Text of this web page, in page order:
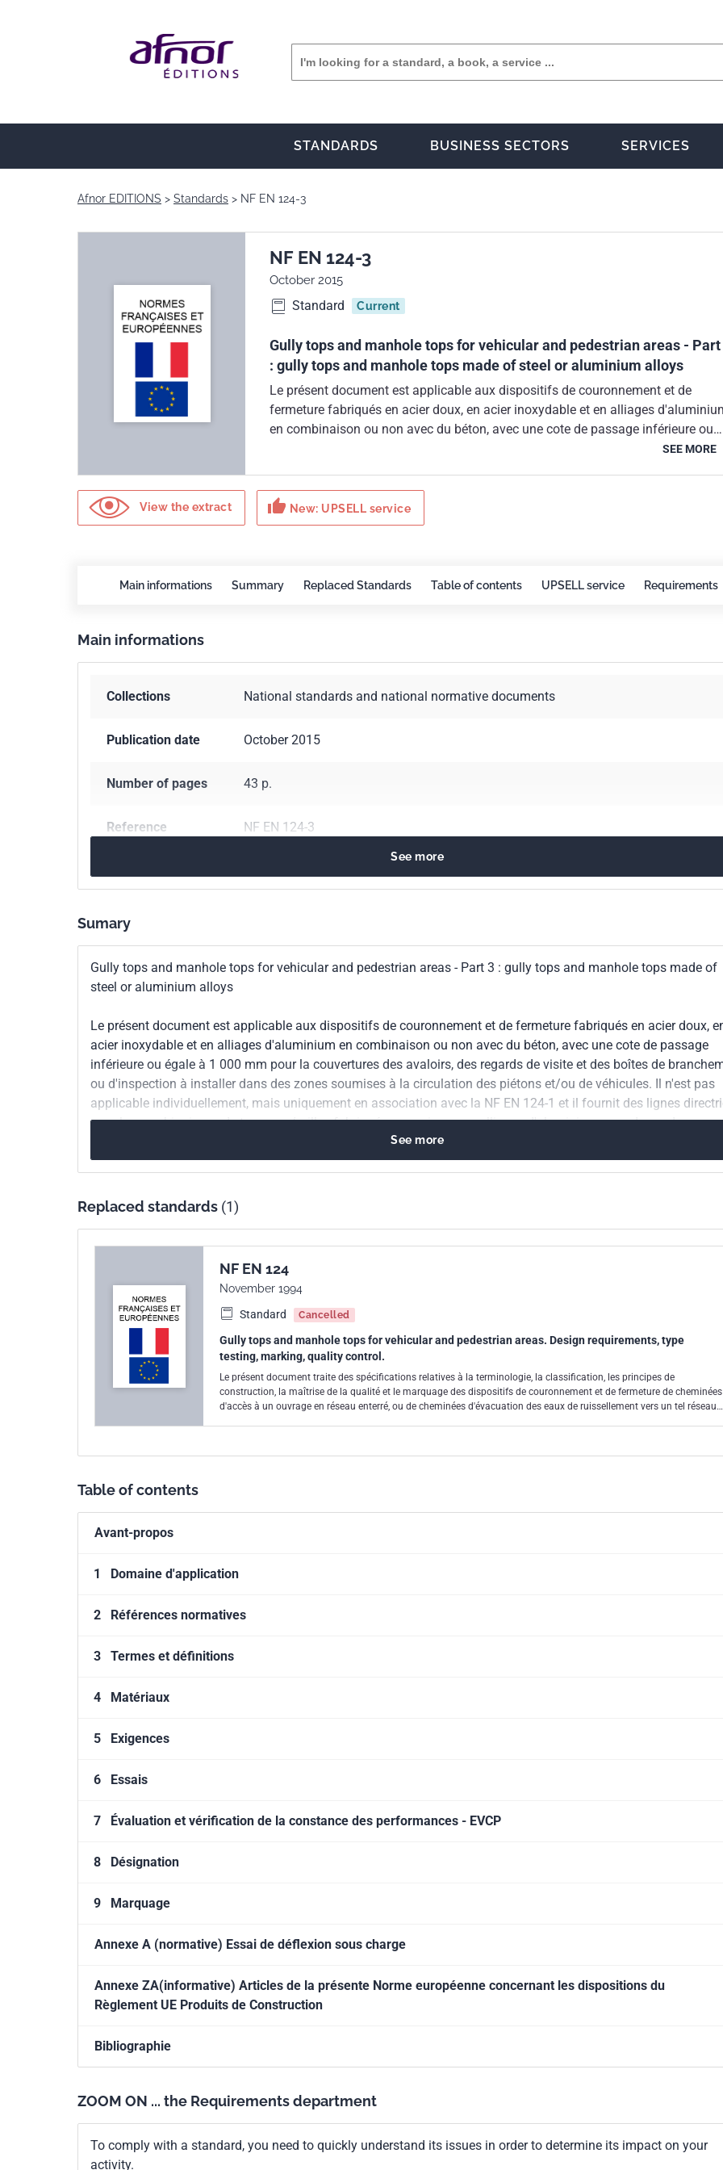
STANDARDS BUSINESS SECTORS SERVICES
Afnor EDITIONS Standards NF EN 124-3
NF EN 124-3
October 2015
Standard Current
Gully tops and manhole tops for vehicular and pedestrian areas - Part
: gully tops and manhole tops made of steel or aluminium alloys
Le présent document est applicable aux dispositifs de couronnement et de
fermeture fabriqués en acier doux, en acier inoxydable et en alliages
en combinaison ou non avec du béton, avec une cote de passage inférieure ou
égale à 1 000 mm pour la couvertures des avaloirs, des regards de visite et des
circulation des piétons et/ou de véhicules.Il n'est pas applicable individuellement,
mais uniquement en association avec la NF EN 124-1 et il fournit des lignes
directrices pour les combinaisons de tampons/grilles fabriquées en acier ou en
de couronnement conformément au présent document est limitée au forgeage à
SEE MORE
View the extract thumb_up New: UPSELL service
Main informations Summary Replaced Standards Table of contents UPSELL service Requirements
Main informations
Collections National standards and national normative documents
Publication date October 2015
Number of pages 43 p.
Reference NF EN 124-3
93.080.30Road equipment and installations
Classification
European kinship EN 124-3:2015
See more
Sumary
Gully tops and manhole tops for vehicular and pedestrian areas - Part 3 : gully tops and manhole tops made of
steel or aluminium alloys
Le présent document est applicable aux dispositifs de couronnement et de fermeture fabriqués en acier doux,
acier inoxydable et en alliages d'aluminium en combinaison ou non avec du béton, avec une cote de passage
inférieure ou égale à 1 000 mm pour la couvertures des avaloirs, des regards de visite et des boîtes de
ou d'inspection à installer dans des zones soumises à la circulation des piétons et/ou de véhicules. Il n'est pas
applicable individuellement, mais uniquement en association avec la NF EN 124-1 et il fournit des lignes
pour les combinaisons de tampons/grilles fabriquées en acier ou en alliages d'aluminium avec des cadres
conformément aux NF EN 124-2 et NF EN 124-4, NF EN 124-5 ou NF EN 124-6. La fabrication de dispositifs de
fermeture et de couronnement conformément au présent document est limitée au forgeage à froid, au
métalliques laminés ou extrudés.
See more
Replaced standards (1)
NF EN 124
November 1994
Standard
Cancelled
Gully tops and manhole tops for vehicular and pedestrian areas. Design requirements, type
testing, marking, quality control.
Le présent document traite des spécifications relatives à la terminologie, la classification, les principes de
construction, la maîtrise de la qualité et le marquage des dispositifs de couronnement et de fermeture de cheminées
d'accès à un ouvrage en réseau enterré, ou de cheminées d'évacuation des eaux de ruissellement vers un tel réseau,
Table of contents
Avant-propos
1 Domaine d'application
2 Références normatives
3 Termes et définitions
4 Matériaux
5 Exigences
6 Essais
7 Évaluation et vérification de la constance des performances - EVCP
8 Désignation
9 Marquage
Annexe A (normative) Essai de déflexion sous charge
Annexe ZA(informative) Articles de la présente Norme européenne concernant les dispositions du
Règlement UE Produits de Construction
Bibliographie
ZOOM ON ... the Requirements department
To comply with a standard, you need to quickly understand its issues in order to determine its impact on your
activity.